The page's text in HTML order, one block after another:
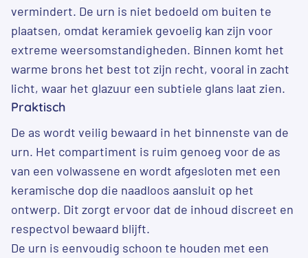
vermindert. De urn is niet bedoeld om buiten te
plaatsen, omdat keramiek gevoelig kan zijn voor
extreme weersomstandigheden. Binnen komt het
warme brons het best tot zijn recht, vooral in zacht
licht, waar het glazuur een subtiele glans laat zien.
Praktisch
De as wordt veilig bewaard in het binnenste van de
urn. Het compartiment is ruim genoeg voor de as
van een volwassene en wordt afgesloten met een
keramische dop die naadloos aansluit op het
ontwerp. Dit zorgt ervoor dat de inhoud discreet en
respectvol bewaard blijft.
De urn is eenvoudig schoon te houden met een